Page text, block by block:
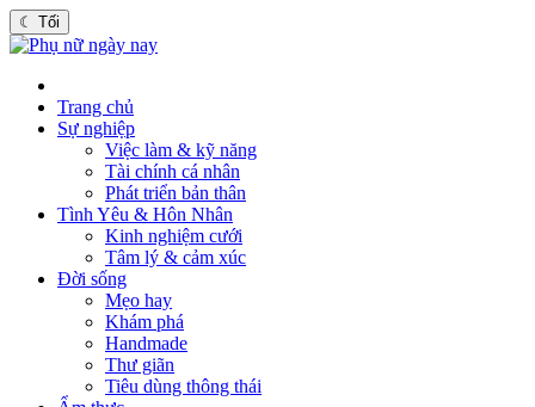
☾ Tối
Trang chủ
Sự nghiệp
Việc làm & kỹ năng
Tài chính cá nhân
Phát triển bản thân
Tình Yêu & Hôn Nhân
Kinh nghiệm cưới
Tâm lý & cảm xúc
Đời sống
Mẹo hay
Khám phá
Handmade
Thư giãn
Tiêu dùng thông thái